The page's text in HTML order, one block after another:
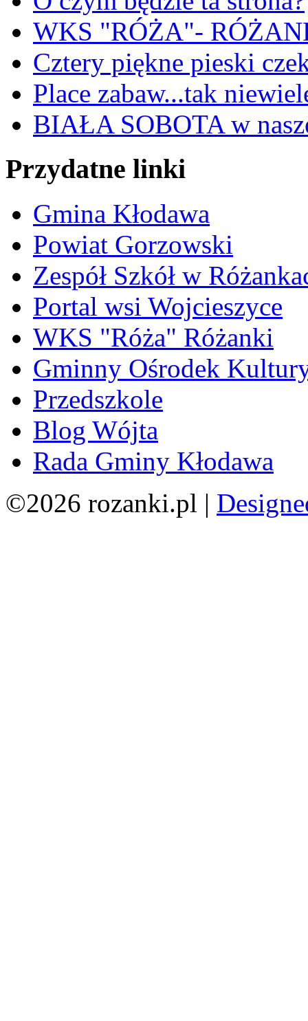
WKS "RÓŻA"-
Cztery piękne pieski
Place zabaw...tak
BIAŁA SOBOTA w
Przydatne linki
Gmina Kłodawa
Powiat Gorzowski
Zespół Szkół w
Portal wsi Wojcieszyce
WKS "Róża" Różanki
Gminny Ośrodek
Przedszkole
Blog Wójta
Rada Gminy Kłodawa
©2026 rozanki.pl |